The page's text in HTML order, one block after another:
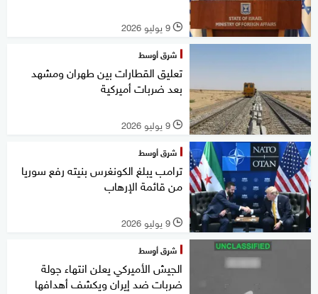
l 9 يوليو 2026
شرق أوسط
تعليق القطارات بين طهران ومشهد
بعد ضربات أميركية
l 9 يوليو 2026
شرق أوسط
ترامب يبلغ الكونغرس بنيته رفع سوريا
من قائمة الإرهاب
l 9 يوليو 2026
شرق أوسط
الجيش الأميركي يعلن انتهاء جولة
ضربات ضد إيران ويكشف أهدافها